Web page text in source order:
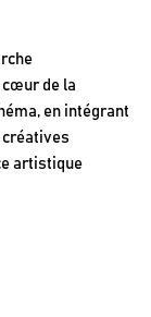
cœur de la
en intégrant
artistique